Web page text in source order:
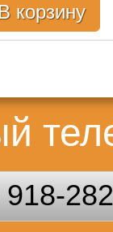
В корзину